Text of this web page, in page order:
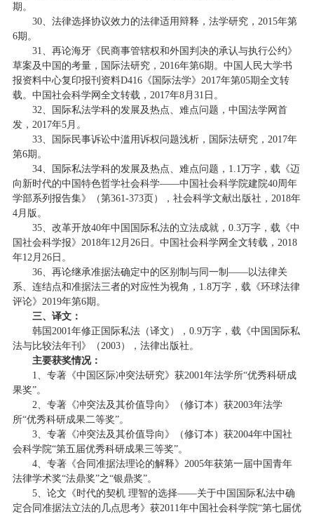
期。
30、法律选择协议效力的法律适用辩释，法学研究，2015年第
6期。
31、再论海牙《民商事管辖权和外国判决的承认与执行公约》
草案及中国的考量，国际法研究，2016年第6期。中国人民大学书
报资料中心复印报刊资料D416《国际法学》2017年第05期全文转
载。中国社会科学网全文转载，2017年8月31日。
32、国际私法学科的发展及热点、难点问题，中国法学网首
发，2017年5月。
33、国际民事诉讼中滥用诉权问题浅析，国际法研究，2017年
第6期。
34、国际私法学科的发展及热点、难点问题，1.1万字，载《迈
向新时代的中国特色哲学社会科学——中国社会科学院建院40周年
学部系列报告集》（第361-373页），社会科学文献出版社，2018年
4月版。
35、改革开放40年中国国际私法的立法成就，0.3万字，载《中
国社会科学报》2018年12月26日。中国社会科学网全文转载，2018
年12月26日。
36、再论继承准据法确定中的区别制与同一制——以法律关
系、连结点和准据法三者的对应性为视角，1.8万字，载《环球法律
评论》2019年第6期。
三、译文：
韩国2001年修正国际私法（译文），0.9万字，载《中国国际私
法与比较法年刊》（2003），法律出版社。
主要获奖情况：
1、专著《中国区际冲突法研究》获2001年法学所“优秀科研成
果奖”。
2、专著《冲突法及其价值导向》（修订本）获2003年法学
所“优秀科研成果二等奖”。
3、专著《冲突法及其价值导向》（修订本）获2004年中国社
会科学院“第五届优秀科研成果三等奖”。
4、专著《合同准据法理论的解释》2005年获第一届中国青年
法律学术奖“法鼎奖”之“银鼎奖”。
5、论文《时代的契机 理智的选择——关于中国国际私法中确
定合同准据法立法的几点思考》获2011年中国社会科学院“第七届优